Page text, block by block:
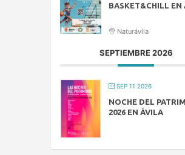
BASKET&CHILL EN
Naturávila
SEPTIEMBRE 2026
SEP 11 2026
NOCHE DEL
2026 EN ÁVILA